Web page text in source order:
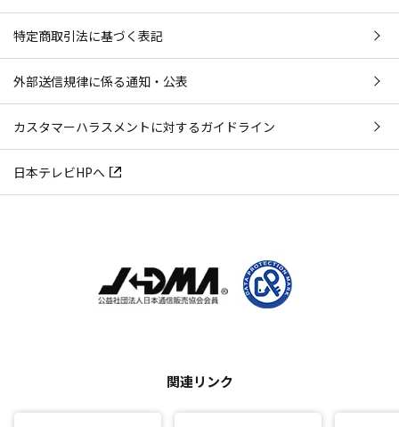
特定商取引法に基づく表記
外部送信規律に係る通知・公表
カスタマーハラスメントに対するガイドライン
日本テレビHPへ
関連リンク